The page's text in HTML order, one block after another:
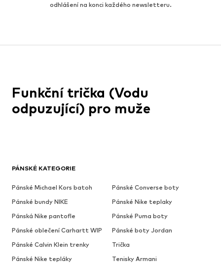
odhlášení na konci každého newsletteru.
PÁNSKÉ KATEGORIE
Pánské Michael Kors batoh
Pánské Converse boty
Pánské bundy NIKE
Pánské Nike teplaky
Pánská Nike pantofle
Pánské Puma boty
Pánské oblečení Carhartt WIP
Pánské boty Jordan
Pánské Calvin Klein trenky
Trička
Pánské Nike tepláky
Tenisky Armani
Funkční trička (Vodu
odpuzující) pro muže